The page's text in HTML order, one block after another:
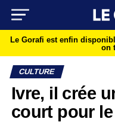
Le Gorafi est enfin
on
CULTURE
Ivre, il crée
court pour